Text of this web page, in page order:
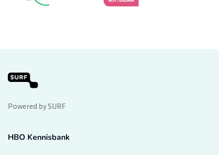
Powered by SURF
HBO Kennisbank